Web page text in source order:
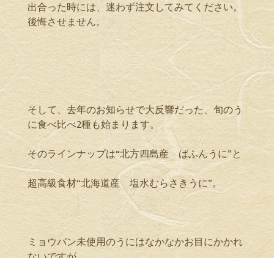
出合った時には、迷わず注文してみてください。
後悔させません。
そして、去年のお知らせで大反響だった、旬のう
に食べ比べ2種も始まります。
そのラインナップは“北方四島産 ばふんうに”と
超高級食材“北海道産 塩水むらさきうに”。
ミョウバン未使用のうにはなかなかお目にかかれ